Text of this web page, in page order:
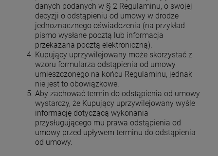
danych podanych w § 2 Regulaminu, o swojej
decyzji o odstąpieniu od umowy w drodze
jednoznacznego oświadczenia (na przykład
pismo wysłane pocztą lub informacja
przekazana pocztą elektroniczną).
Kupujący uprzywilejowany może skorzystać z
wzoru formularza odstąpienia od umowy
umieszczonego na końcu Regulaminu, jednak
nie jest to obowiązkowe.
Aby zachować termin do odstąpienia od umowy
wystarczy, że Kupujący uprzywilejowany wyśle
informację dotyczącą wykonania
przysługującego mu prawa odstąpienia od
umowy przed upływem terminu do odstąpienia
od umowy.